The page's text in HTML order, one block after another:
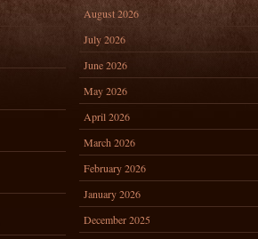
August 2026
July 2026
June 2026
May 2026
April 2026
March 2026
February 2026
January 2026
December 2025